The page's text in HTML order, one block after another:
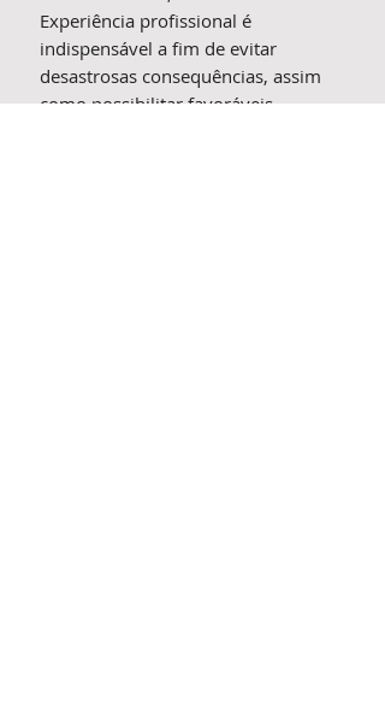
Experiência profissional é
indispensável a fim de evitar
desastrosas consequências, assim
como possibilitar favoráveis